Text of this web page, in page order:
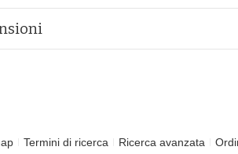
Termini di ricerca Ricerca avanzata